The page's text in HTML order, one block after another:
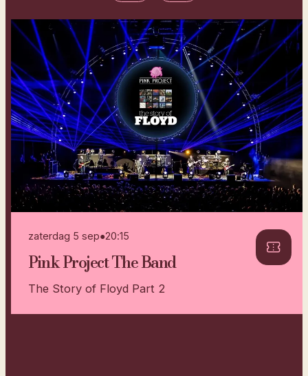
zaterdag 5 sep●20:15
Pink Project The Band
The Story of Floyd Part 2